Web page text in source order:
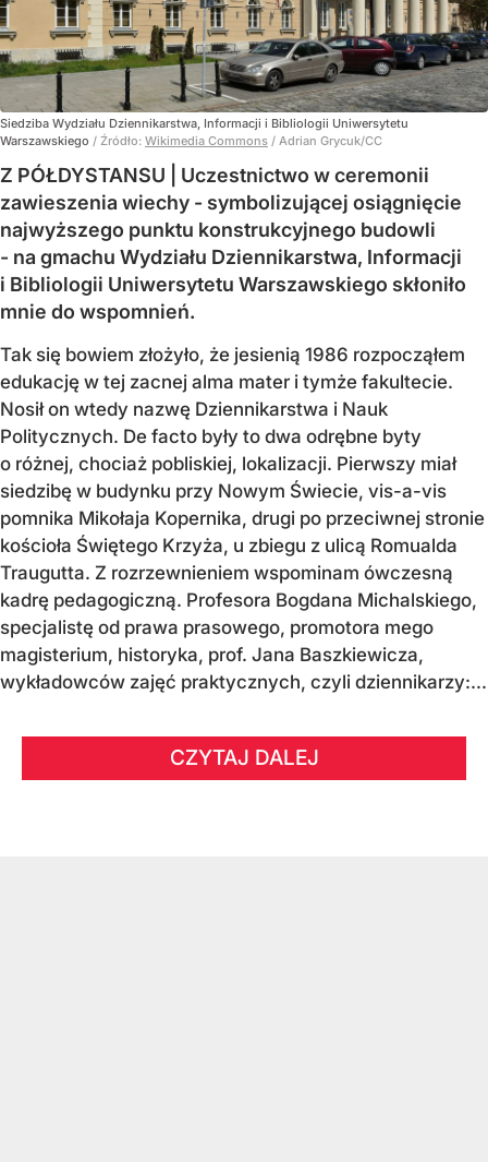
Siedziba Wydziału Dziennikarstwa, Informacji i Bibliologii Uniwersytetu
Warszawskiego / Źródło: Wikimedia Commons / Adrian Grycuk/CC
Z PÓŁDYSTANSU | Uczestnictwo w ceremonii
zawieszenia wiechy - symbolizującej osiągnięcie
najwyższego punktu konstrukcyjnego budowli
- na gmachu Wydziału Dziennikarstwa, Informacji
i Bibliologii Uniwersytetu Warszawskiego skłoniło
mnie do wspomnień.
Tak się bowiem złożyło, że jesienią 1986 rozpocząłem
edukację w tej zacnej alma mater i tymże fakultecie.
Nosił on wtedy nazwę Dziennikarstwa i Nauk
Politycznych. De facto były to dwa odrębne byty
o różnej, chociaż pobliskiej, lokalizacji. Pierwszy miał
siedzibę w budynku przy Nowym Świecie, vis-a-vis
pomnika Mikołaja Kopernika, drugi po przeciwnej stronie
kościoła Świętego Krzyża, u zbiegu z ulicą Romualda
Traugutta. Z rozrzewnieniem wspominam ówczesną
kadrę pedagogiczną. Profesora Bogdana Michalskiego,
specjalistę od prawa prasowego, promotora mego
magisterium, historyka, prof. Jana Baszkiewicza,
wykładowców zajęć praktycznych, czyli dziennikarzy:...
CZYTAJ DALEJ